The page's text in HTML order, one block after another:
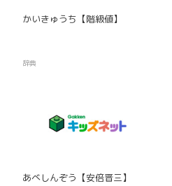
かいきゅうち【階級値】
辞典
あべしんぞう【安倍晋三】